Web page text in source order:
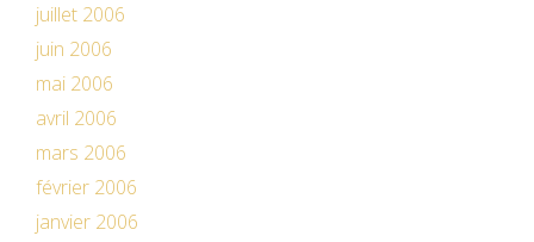
juillet 2006
juin 2006
mai 2006
avril 2006
mars 2006
février 2006
janvier 2006